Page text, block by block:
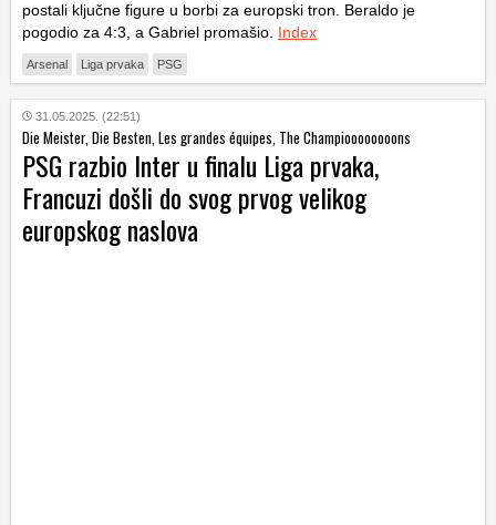
postali ključne figure u borbi za europski tron. Beraldo je
pogodio za 4:3, a Gabriel promašio. Index
Arsenal Liga prvaka PSG
31.05.2025. (22:51)
Die Meister, Die Besten, Les grandes équipes, The Champioooooooons
PSG razbio Inter u finalu Liga prvaka,
Francuzi došli do svog prvog velikog
europskog naslova